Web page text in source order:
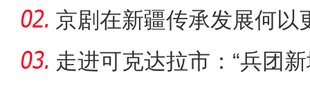
京剧在新疆传承发展何以
走进可克达拉市：“兵团